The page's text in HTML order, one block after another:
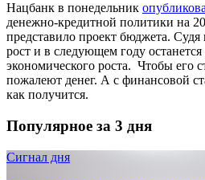
Нацбанк в понедельник
денежно-кредитной политики на
представило проект бюджета.
рост и в следующем году
экономического роста. Чтобы его
пожалеют денег. А с финансовой
как получится.
Популярное за 3 дня
Сигнал дня